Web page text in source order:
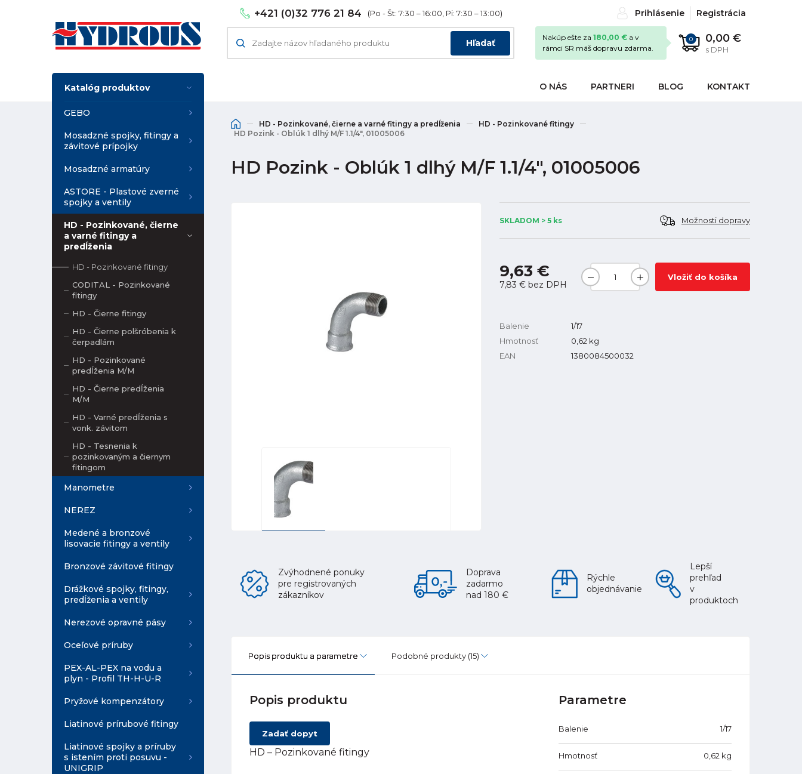
+421 (0)32 776 21 84 (Po - Št: 7:30 – 16:00, Pi: 7:30 – 13:00) Prihlásenie Registrácia
Hľadať 0 0,00 €
s DPH
Nakúp ešte za 180,00 € a v
rámci SR máš dopravu zdarma.
O NÁS PARTNERI BLOG KONTAKT
Katalóg produktov
GEBO
Mosadzné spojky, fitingy a
závitové prípojky
Mosadzné armatúry
ASTORE - Plastové zverné
spojky a ventily
HD - Pozinkované, čierne
a varné fitingy a
predĺženia
HD - Pozinkované fitingy
CODITAL - Pozinkované
fitingy
HD - Čierne fitingy
HD - Čierne polšróbenia k
čerpadlám
HD - Pozinkované
predĺženia M/M
HD - Čierne predĺženia
M/M
HD - Varné predĺženia s
vonk. závitom
HD - Tesnenia k
pozinkovaným a čiernym
fitingom
Manometre
NEREZ
Medené a bronzové
lisovacie fitingy a ventily
Bronzové závitové fitingy
Drážkové spojky, fitingy,
predĺženia a ventily
Nerezové opravné pásy
Oceľové príruby
PEX-AL-PEX na vodu a
plyn - Profil TH-H-U-R
Pryžové kompenzátory
Liatinové prírubové fitingy
Liatinové spojky a príruby
s istením proti posuvu -
UNIGRIP
HD - Pozinkované, čierne a varné fitingy a predĺženia
HD - Pozinkované fitingy
HD Pozink - Oblúk 1 dlhý M/F 1.1/4", 01005006
HD Pozink - Oblúk 1 dlhý M/F 1.1/4", 01005006
SKLADOM > 5 ks Možnosti dopravy
9,63 €
7,83 € bez DPH
Vložiť do košíka
Balenie
1/17
Hmotnosť
0,62 kg
EAN
1380084500032
Zvýhodnené ponuky
pre registrovaných
zákazníkov
Doprava
zadarmo
nad 180 €
Rýchle
objednávanie
Lepší
prehľad
v
produktoch
Popis produktu a parametre Podobné produkty (15)
Popis produktu
Zadať dopyt
HD – Pozinkované fitingy
Parametre
Balenie 1/17
Hmotnosť 0,62 kg